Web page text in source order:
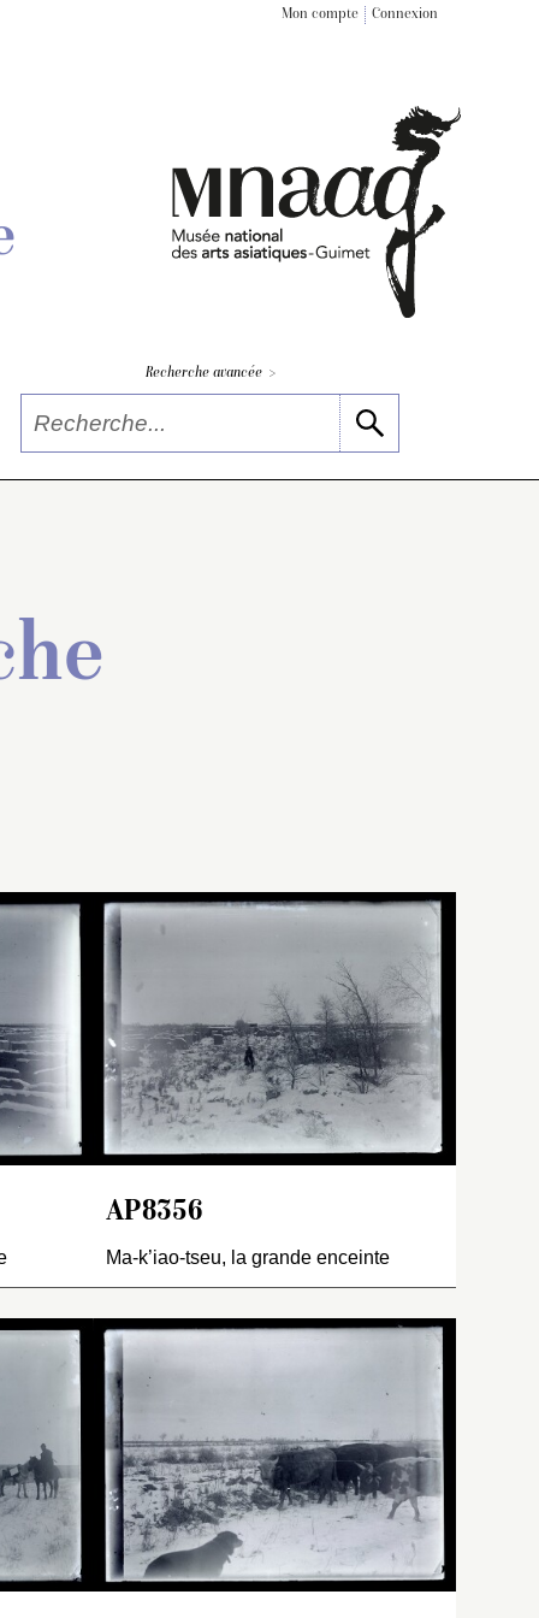
Mon compte Connexion
Recherche avancée >
part
de la
,
).
le
La ville de Maqiaozi/Ma-
k’iao-tseu (?) d’après la
carte accompagnant le
Bulletinde 1956 est le plus
septentrional des sites
explorés par Vaillant au
est abandonnée depuis
parvient plus. Ce ne sont
que ruines couvertes de
neige. Le site est
mentionné par Pelliot le
5 janvier, mais outre qu’il
n’est actuellement plus
localisable sur les cartes
satellites, tout ce que l’on
apprend c’est qu’il y eut
certainement une autre cité
également…
Vaillant a fait la
connaissance et eu des
échanges avec le père
Leesens à Ouroumtchi, où il
y avait une mission
(AP7696). Sans doute le
AP8356
Ma-k’iao-tseu, la grande enceinte